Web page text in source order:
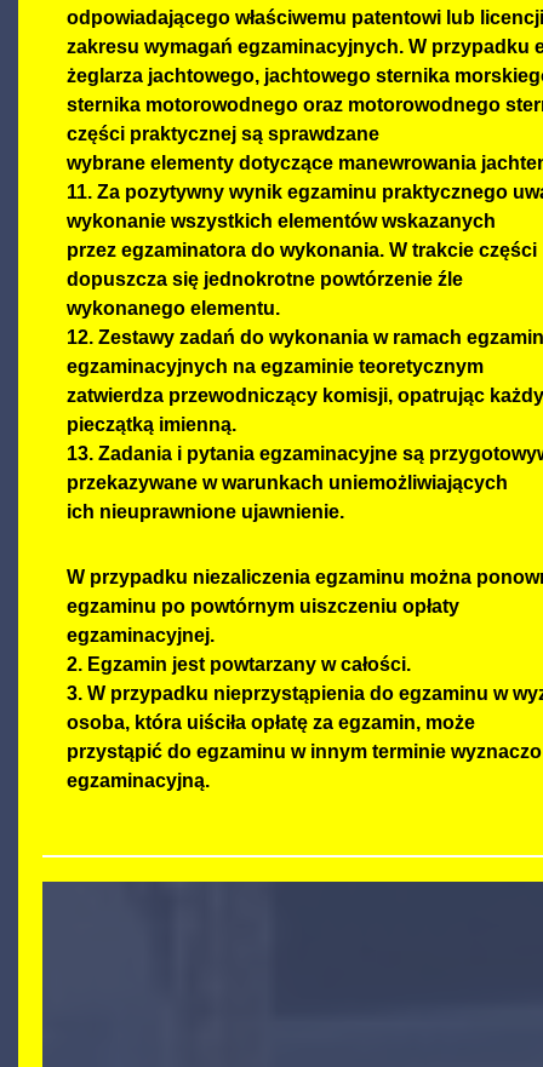
odpowiadającego właściwemu patentowi lub licencji
zakresu wymagań egzaminacyjnych. W przypadku
żeglarza jachtowego, jachtowego sternika
sternika motorowodnego oraz motorowodnego
części praktycznej są sprawdzane
wybrane elementy dotyczące manewrowania
11. Za pozytywny wynik egzaminu praktycznego
wykonanie wszystkich elementów wskazanych
przez egzaminatora do wykonania. W trakcie
dopuszcza się jednokrotne powtórzenie źle
wykonanego elementu.
12. Zestawy zadań do wykonania w ramach
egzaminacyjnych na egzaminie teoretycznym
zatwierdza przewodniczący komisji, opatrując
pieczątką imienną.
13. Zadania i pytania egzaminacyjne są
przekazywane w warunkach uniemożliwiających
ich nieuprawnione ujawnienie.
W przypadku niezaliczenia egzaminu można
egzaminu po powtórnym uiszczeniu opłaty
egzaminacyjnej.
2. Egzamin jest powtarzany w całości.
3. W przypadku nieprzystąpienia do egzaminu w
osoba, która uiściła opłatę za egzamin, może
przystąpić do egzaminu w innym terminie
egzaminacyjną.